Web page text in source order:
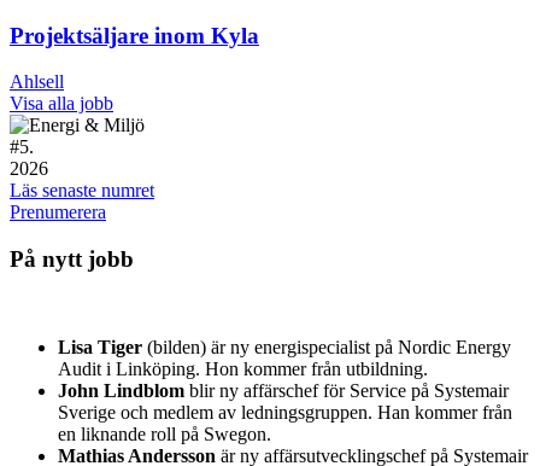
Projektsäljare inom Kyla
Ahlsell
Visa alla jobb
#5.
2026
Läs senaste numret
Prenumerera
På nytt jobb
Lisa Tiger (bilden) är ny energispecialist på Nordic Energy
Audit i Linköping. Hon kommer från utbildning.
John Lindblom blir ny affärschef för Service på Systemair
Sverige och medlem av ledningsgruppen. Han kommer från
en liknande roll på Swegon.
Mathias Andersson är ny affärsutvecklingschef på Systemair